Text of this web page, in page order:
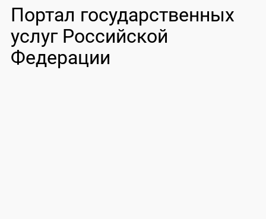
Портал государственных
услуг Российской
Федерации